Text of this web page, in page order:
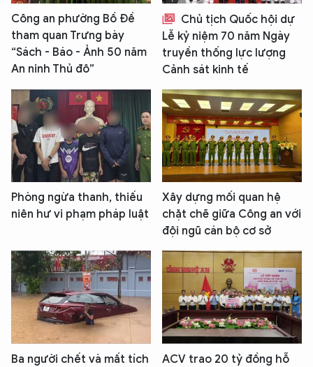
Công an phường Bồ Đề
tham quan Trưng bày
“Sách - Báo - Ảnh 50 năm
An ninh Thủ đô”
Chủ tịch Quốc hội dự
Lễ kỷ niệm 70 năm Ngày
truyền thống lực lượng
Cảnh sát kinh tế
Phòng ngừa thanh, thiếu
niên hư vi phạm pháp luật
Xây dựng mối quan hệ
chặt chẽ giữa Công an với
đội ngũ cán bộ cơ sở
Ba người chết và mất tích
ACV trao 20 tỷ đồng hỗ